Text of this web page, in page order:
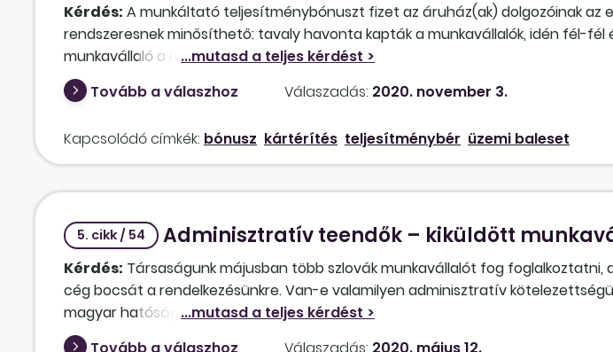
Kérdés: A munkáltató teljesítménybónuszt fizet az áruház(ak) dolgozóinak az
rendszeresnek minősíthető: tavaly havonta kapták a munkavállalók, idén fél-fél
munkavállaló a munkáltató által is elismerten üzemi balesetet szenvedett a
hónapig volt baleseti táppénzen (100%). A bónuszt még a "nem beteg"
jár. Az Mt. 169. §-ának (1) bekezdése az irányadó ebben az esetben?
Tovább a válaszhoz Válaszadás: 2020. november 3.
Kapcsolódó címkék: bónusz kártérítés teljesítménybér üzemi baleset
5. cikk / 54 Adminisztratív teendők – kiküldött
Kérdés: Társaságunk májusban több szlovák munkavállalót fog foglalkoztatni,
cég bocsát a rendelkezésünkre. Van-e valamilyen adminisztratív
magyar hatóságok felé?